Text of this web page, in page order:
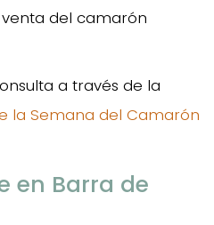
del camarón
a través de la
la Semana del Camarón
en Barra de